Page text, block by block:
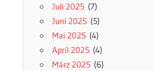
Juli 2025(7)
Juni 2025(5)
Mai 2025(4)
April 2025(4)
März 2025(6)